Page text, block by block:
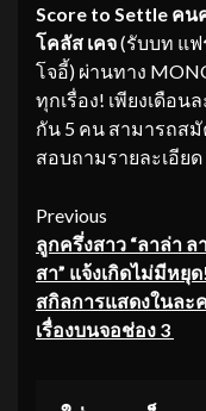
Score to Settle ค
โคลัส เคจ(รับบท แฟ
โจอี้) ผ่านทาง
ทุกเรื่อง! เพียงเดือน
กัน 5 คน สามารถส
สอบถามรายละเอีย
Continue
Reading
Previous
ลูกครึ่งสาว “ลาล่า ล
สา” แจ้งเกิดไม่มีหยุด
สกิลการแสดงในละ
เรื่องบนจอช่อง 3